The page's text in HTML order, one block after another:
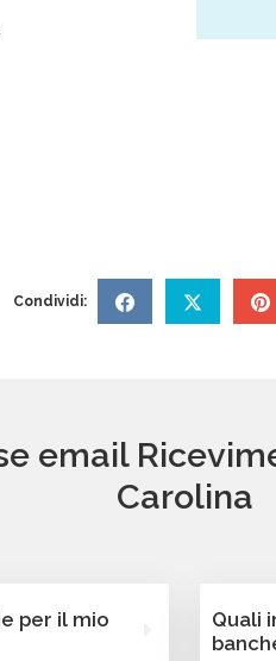
Condividi:
email
Carolina
per il mio
Quali